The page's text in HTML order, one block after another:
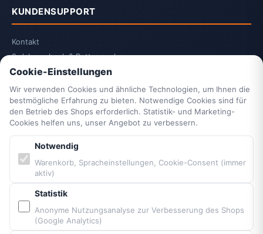
KUNDENSUPPORT
Kontakt
2-Jahrescheck & Retter packen
Vittorazi Service
Datenschutzerklärung
AGB
Widerrufsrecht
Impressum
Cookie-Einstellungen
Barrierefreiheit
Sitemap
PARTNER & MARKEN
Cookie-Einstellungen
Wir verwenden Cookies und ähnliche Technologien, um Ihnen die
bestmögliche Erfahrung zu bieten. Notwendige Cookies sind für
den Betrieb des Shops erforderlich. Statistik- und Marketing-
Cookies helfen uns, unser Angebot zu verbessern.
Notwendig
Warenkorb, Spracheinstellungen, Cookie-Consent (immer
aktiv)
Statistik
Anonyme Nutzungsanalyse zur Verbesserung des Shops
(Google Analytics)